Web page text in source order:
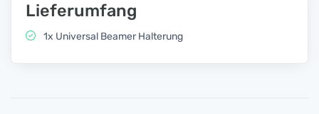
Lieferumfang
1x Universal Beamer Halterung